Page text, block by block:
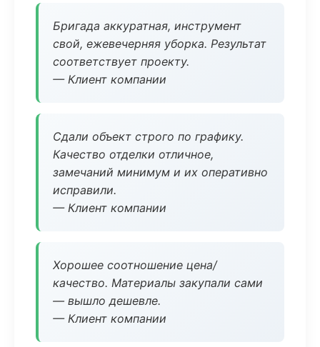
Бригада аккуратная, инструмент
свой, ежевечерняя уборка. Результат
соответствует проекту.
— Клиент компании
Сдали объект строго по графику.
Качество отделки отличное,
замечаний минимум и их оперативно
исправили.
— Клиент компании
Хорошее соотношение цена/
качество. Материалы закупали сами
— вышло дешевле.
— Клиент компании